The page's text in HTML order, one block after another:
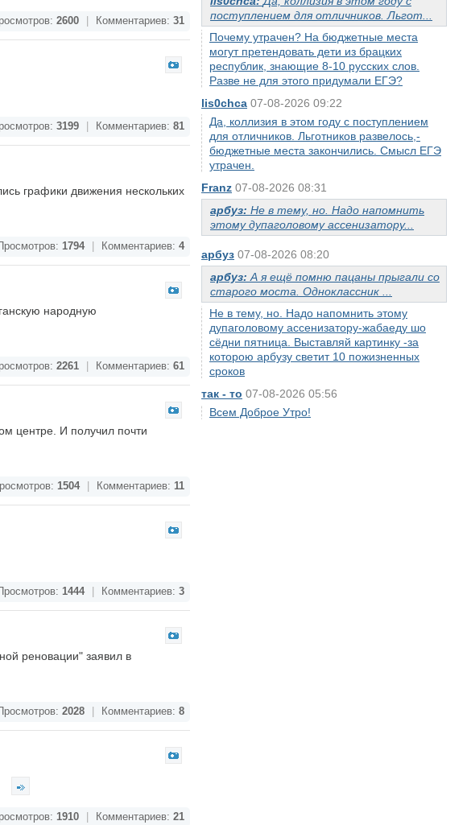
поступлением для отличников. Льгот...
Почему утрачен? На бюджетные места
могут претендовать дети из брацких
республик, знающие 8-10 русских слов.
Разве не для этого придумали ЕГЭ?
lis0chca 07-08-2026 09:22
Да, коллизия в этом году с поступлением
для отличников. Льготников развелось,-
бюджетные места закончились. Смысл ЕГЭ
утрачен.
Franz 07-08-2026 08:31
арбуз: Не в тему, но. Надо напомнить
этому дупаголовому ассенизатору...
арбуз 07-08-2026 08:20
арбуз: А я ещё помню пацаны прыгали со
старого моста. Одноклассник ...
Не в тему, но. Надо напомнить этому
дупаголовому ассенизатору-жабаеду шо
сёдни пятница. Выставляй картинку -за
которою арбузу светит 10 пожизненных
сроков
так - то 07-08-2026 05:56
Всем Доброе Утро!
2600 Комментариев: 31
3199 Комментариев: 81
графики движения нескольких
Просмотров: 1794 Комментариев: 4
народную
2261 Комментариев: 61
центре. И получил почти
1504 Комментариев: 11
Просмотров: 1444 Комментариев: 3
реновации" заявил в
Просмотров: 2028 Комментариев: 8
1910 Комментариев: 21